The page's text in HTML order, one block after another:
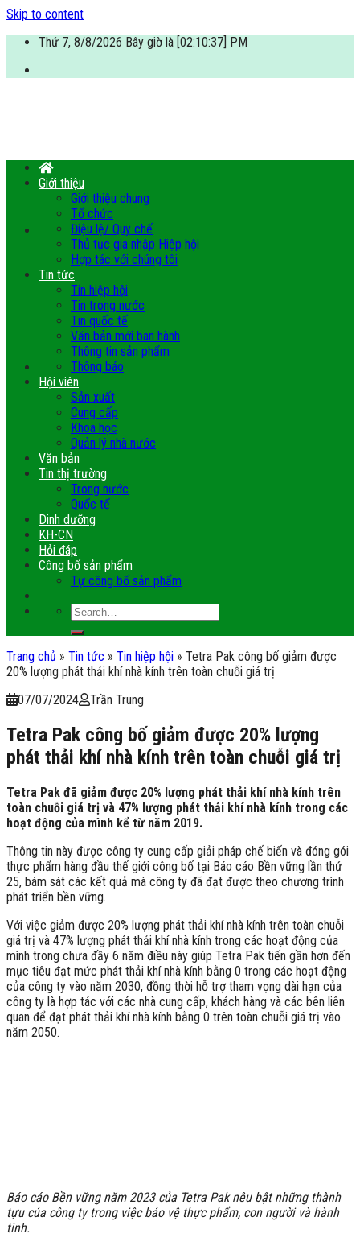
Skip to content
Thứ 7, 8/8/2026 Bây giờ là [02:10:37] PM
Giới thiệu
Giới thiệu chung
Tổ chức
Điệu lệ/ Quy chế
Thủ tục gia nhập Hiệp hội
Hợp tác với chúng tôi
Tin tức
Tin hiệp hội
Tin trong nước
Tin quốc tế
Văn bản mới ban hành
Thông tin sản phẩm
Thông báo
Hội viên
Sản xuất
Cung cấp
Khoa học
Quản lý nhà nước
Văn bản
Tin thị trường
Trong nước
Quốc tế
Dinh dưỡng
KH-CN
Hỏi đáp
Công bố sản phẩm
Tự công bố sản phẩm
Trang chủ » Tin tức » Tin hiệp hội » Tetra Pak công bố giảm được
20% lượng phát thải khí nhà kính trên toàn chuỗi giá trị
07/07/2024
Trần Trung
Tetra Pak công bố giảm được 20% lượng
phát thải khí nhà kính trên toàn chuỗi giá trị
Tetra Pak đã giảm được 20% lượng phát thải khí nhà kính trên
toàn chuỗi giá trị và 47% lượng phát thải khí nhà kính trong các
hoạt động của mình kể từ năm 2019.
Thông tin này được công ty cung cấp giải pháp chế biến và đóng gói
thực phẩm hàng đầu thế giới công bố tại Báo cáo Bền vững lần thứ
25, bám sát các kết quả mà công ty đã đạt được theo chương trình
phát triển bền vững.
Với việc giảm được 20% lượng phát thải khí nhà kính trên toàn chuỗi
giá trị và 47% lượng phát thải khí nhà kính trong các hoạt động của
mình trong chưa đầy 6 năm điều này giúp Tetra Pak tiến gần hơn đến
mục tiêu đạt mức phát thải khí nhà kính bằng 0 trong các hoạt động
của công ty vào năm 2030, đồng thời hỗ trợ tham vọng dài hạn của
công ty là hợp tác với các nhà cung cấp, khách hàng và các bên liên
quan để đạt phát thải khí nhà kính bằng 0 trên toàn chuỗi giá trị vào
năm 2050.
Báo cáo Bền vững năm 2023 của Tetra Pak nêu bật những thành
tựu của công ty trong việc bảo vệ thực phẩm, con người và hành
tinh.